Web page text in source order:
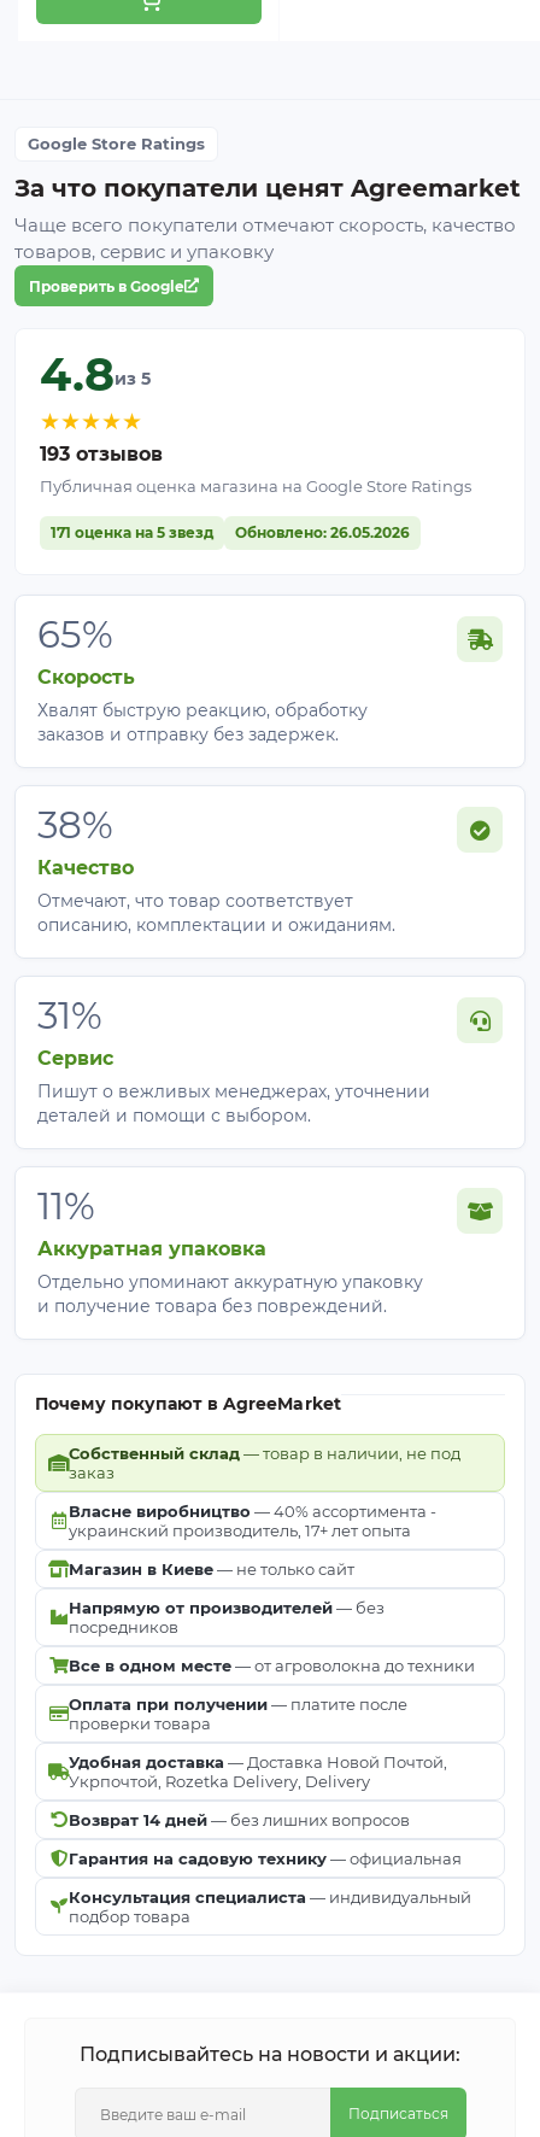
2 м соединительного шланга
Google Store Ratings
За что покупатели ценят Agreemarket
Чаще всего покупатели отмечают скорость, качество
товаров, сервис и упаковку
Проверить в Google
4.8из 5
★★★★★
193 отзывов
Публичная оценка магазина на Google Store Ratings
171 оценка на 5 звезд Обновлено: 26.05.2026
65%
Скорость
Хвалят быструю реакцию, обработку
заказов и отправку без задержек.
38%
Качество
Отмечают, что товар соответствует
описанию, комплектации и ожиданиям.
31%
Сервис
Пишут о вежливых менеджерах, уточнении
деталей и помощи с выбором.
11%
Аккуратная упаковка
Отдельно упоминают аккуратную упаковку
и получение товара без повреждений.
Почему покупают в AgreeMarket
Собственный склад— товар в наличии, не под
заказ
Власне виробництво — 40% ассортимента -
украинский производитель, 17+ лет опыта
Магазин в Киеве— не только сайт
Напрямую от производителей— без
посредников
Все в одном месте— от агроволокна до техники
Оплата при получении— платите после
проверки товара
Удобная доставка — Доставка Новой Почтой,
Укрпочтой, Rozetka Delivery, Delivery
Возврат 14 дней— без лишних вопросов
Гарантия на садовую технику— официальная
Консультация специалиста — индивидуальный
подбор товара
Подписывайтесь на новости и акции:
Подписаться